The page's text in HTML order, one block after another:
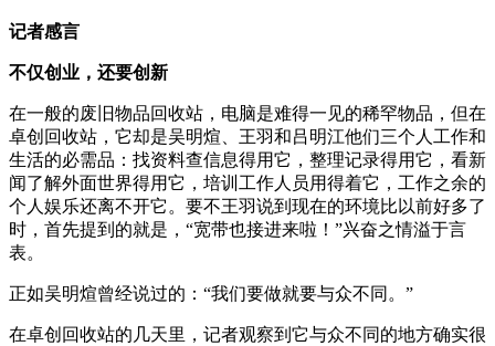
记者感言
不仅创业，还要创新
在一般的废旧物品回收站，电脑是难得一见的稀罕物品，但在
卓创回收站，它却是吴明煊、王羽和吕明江他们三个人工作和
生活的必需品：找资料查信息得用它，整理记录得用它，看新
闻了解外面世界得用它，培训工作人员用得着它，工作之余的
个人娱乐还离不开它。要不王羽说到现在的环境比以前好多了
时，首先提到的就是，“宽带也接进来啦！”兴奋之情溢于言
表。
正如吴明煊曾经说过的：“我们要做就要与众不同。”
在卓创回收站的几天里，记者观察到它与众不同的地方确实很